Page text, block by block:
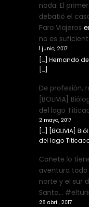
nada. El
debatió el
Para Viajeros
no es
1 junio, 2017
[…] Hernando
[…]
De profesión,
[BOLIVIA]
del lago
2 mayo, 2017
[…] [BOLIVIA]
del lago
Cañete lo
aventura todo
norte y el sur
Santa…
28 abril, 2017